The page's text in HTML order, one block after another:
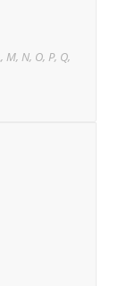
M, N, O, P, Q,